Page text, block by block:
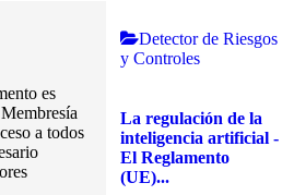
es
a todos
Detector de Riesgos
y Controles
La regulación de la
inteligencia artificial -
El Reglamento
(UE)...